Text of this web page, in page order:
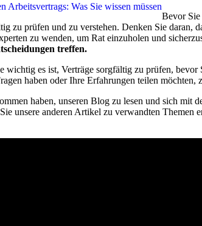
Arbeitsvertrags: Was Sie wissen müssen
Bevor Sie
zu prüfen und zu verstehen. Denken Sie daran,
zu wenden, um Rat einzuholen und
treffen.
wichtig es ist, Verträge sorgfältig zu prüfen,
haben oder Ihre Erfahrungen teilen
haben, unseren Blog zu lesen und sich mit
unsere anderen Artikel zu verwandten